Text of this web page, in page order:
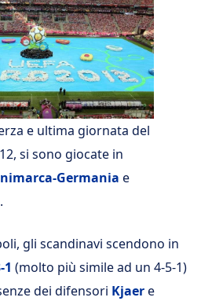
e ultima giornata del
si sono giocate in
Germania e
.
gli scandinavi scendono in
1 (molto più simile ad un 4-5-1)
dei difensori Kjaere